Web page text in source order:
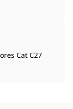
Cat C27